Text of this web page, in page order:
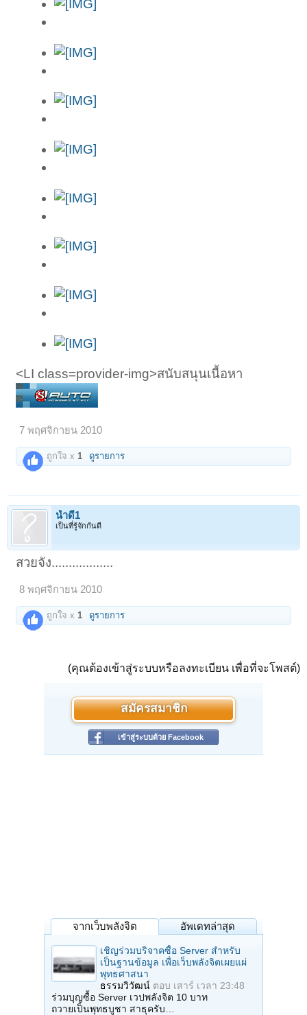
<LI class=provider-img>สนับสนุนเนื้อหา
7 พฤศจิกายน 2010
ถูกใจ x1 ดูรายการ
น้ำดี1
เป็นที่รู้จักกันดี
สวยจัง..................
8 พฤศจิกายน 2010
ถูกใจ x 1 ดูรายการ
(คุณต้องเข้าสู่ระบบหรือลงทะเบียน เพื่อที่จะโพสต์)
สมัครสมาชิก
เข้าสู่ระบบด้วย Facebook
จากเว็บพลังจิต อัพเดทล่าสุด
เชิญร่วมบริจาคซื้อ Server สำหรับ
เป็นฐานข้อมูล เพื่อเว็บพลังจิตเผยแผ่
พุทธศาสนา
ธรรมวิวัฒน์ ตอบ เสาร์ เวลา 23:48
ร่วมบุญซื้อ Server เวปพลังจิต 10 บาท
ถวายเป็นพุทธบูชา สาธุครับ…